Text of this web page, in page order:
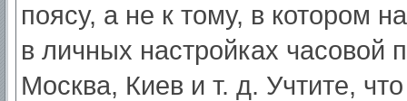
поясу, а не к тому, в котором
в личных настройках часовой
Москва, Киев и т. д. Учтите,